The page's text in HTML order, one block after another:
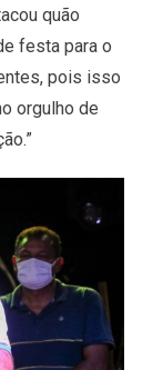
quão
festa para o
pois isso
orgulho de